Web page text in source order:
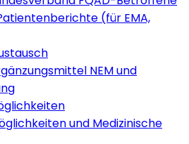
(für EMA,
NEM und
und Medizinische